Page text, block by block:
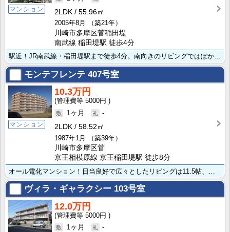
マンション
2LDK
55.96㎡
2005年8月
（築21年）
川崎市多摩区菅稲田堤
南武線 稲田堤駅 徒歩4分
モンテフレンテ 407号室
マンション
10.3万円
5000円
1ヶ月
-
2LDK
58.52㎡
1987年1月
（築39年）
川崎市多摩区菅
京王相模原線 京王稲田堤駅 徒歩8分
ヴィラ・ギャラクシー 103号室
12.0万円
5000円
1ヶ月
-